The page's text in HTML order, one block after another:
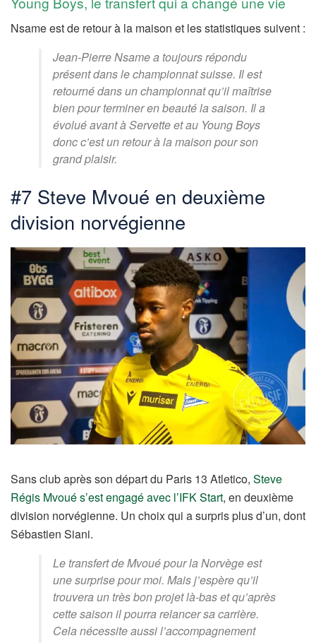
Nsame est de retour à la maison et les statistiques suivent :
Jean-Pierre Nsame a toujours répondu
présent dans le championnat suisse. Il est
retourné dans un championnat qu’il maîtrise
bien pour terminer en beauté la saison. Il a
évolué avant à Servette et au Young Boys
donc c’est un retour à la maison pour son
grand plaisir.
#7 Steve Mvoué en deuxième
division norvégienne
Sans club après son départ du Paris 13 Atletico, Steve
Régis Mvoués’est engagé avec l’IFK Start, en deuxième
division norvégienne. Un choix qui a surpris plus d’un, dont
Sébastien Siani.
Le transfert de Mvoué pour la Norvège est
une surprise pour moi. Mais j’espère qu’il
trouvera un très bon projet là-bas et qu’après
cette saison il pourra relancer sa carrière.
Cela nécessite aussi l’accompagnement